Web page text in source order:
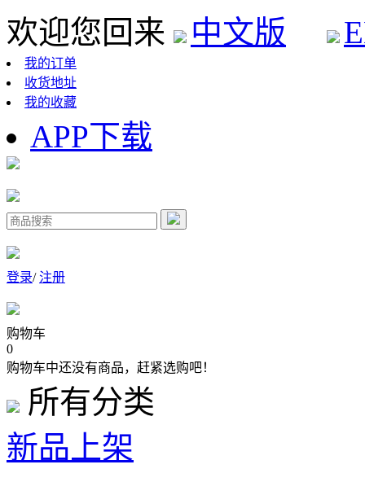
欢迎您回来 中文版
我的订单
收货地址
我的收藏
APP下载
登录/注册
购物车
0
购物车中还没有商品，赶紧选购吧！
所有分类
新品上架